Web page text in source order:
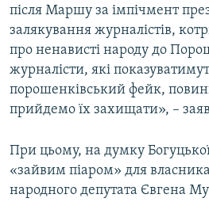
після Маршу за імпічмент
залякування журналістів,
про ненависті народу до
журналісти, які
порошенківський фейк,
прийдемо їх захищати», –
При цьому, на думку
«зайвим піаром» для
народного депутата Євгена